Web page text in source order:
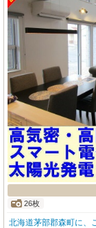
26枚
北海道茅部郡森町に、